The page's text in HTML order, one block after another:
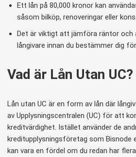
Ett lån på 80,000 kronor kan
såsom bilköp, renoveringar eller
Det är viktigt att jämföra räntor och
långivare innan du bestämmer dig
Vad är Lån Utan UC?
Lån utan UC är en form av lån där
av Upplysningscentralen (UC) för att
kreditvärdighet. Istället använder de
kreditupplysningsföretag som Bisnode
kan vara en fördel om du redan har